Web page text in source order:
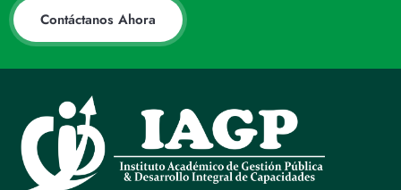
Contáctanos Ahora